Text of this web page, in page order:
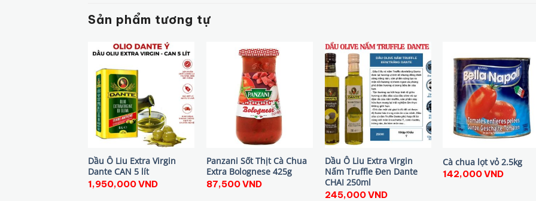
Sản phẩm tương tự
Dầu Ô Liu Extra Virgin
Dante CAN 5 lít
1,950,000VND
Panzani Sốt Thịt Cà Chua
Extra Bolognese 425g
87,500VND
Dầu Ô Liu Extra Virgin
Nấm Truffle Đen Dante
CHAI 250ml
245,000VND
Cà chua lọt vỏ 2.5kg
142,000VND